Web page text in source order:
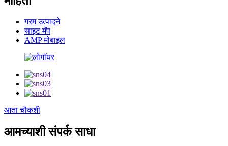
गरम उत्पादने
साइट मॅप
AMP मोबाइल
आता चौकशी
आमच्याशी संपर्क साधा